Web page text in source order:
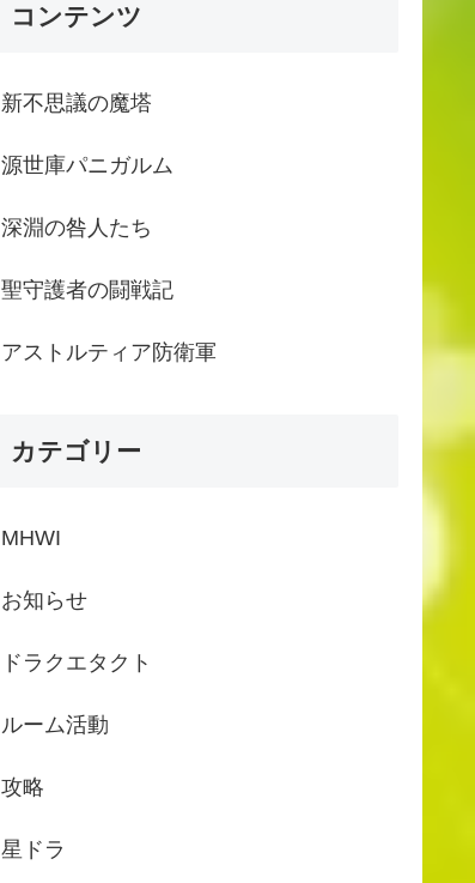
コンテンツ
新不思議の魔塔
源世庫パニガルム
深淵の咎人たち
聖守護者の闘戦記
アストルティア防衛軍
カテゴリー
MHWI
お知らせ
ドラクエタクト
ルーム活動
攻略
星ドラ